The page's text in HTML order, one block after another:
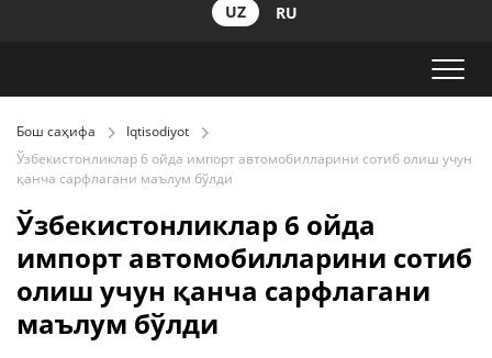
UZ RU
Бош саҳифа
Iqtisodiyot
Ўзбекистонликлар 6 ойда импорт автомобилларини сотиб олиш учун
қанча сарфлагани маълум бўлди
Ўзбекистонликлар 6 ойда
импорт автомобилларини сотиб
олиш учун қанча сарфлагани
маълум бўлди